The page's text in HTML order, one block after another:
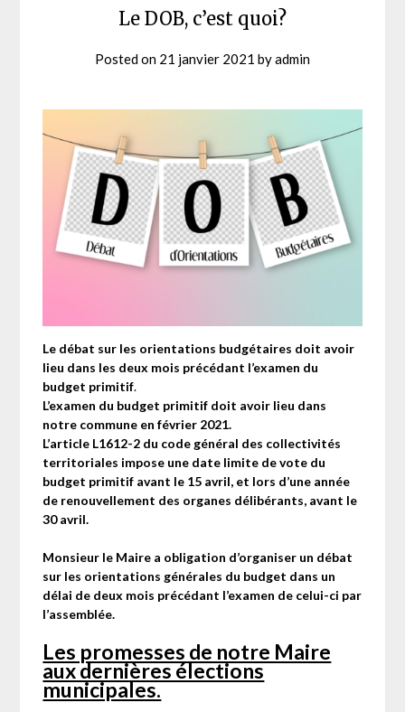
Le DOB, c’est quoi?
Posted on 21 janvier 2021 byadmin
Le débat sur les orientations budgétaires doit avoir
lieu dans les deux mois précédant l’examen du
budget primitif.
L’examen du budget primitif doit avoir lieu dans
notre commune en février 2021.
L’article L1612-2 du code général des collectivités
territoriales impose une date limite de vote du
budget primitif avant le 15 avril, et lors d’une année
de renouvellement des organes délibérants, avant le
30 avril.
Monsieur le Maire a obligation d’organiser un débat
sur les orientations générales du budget dans un
délai de deux mois précédant l’examen de celui-ci par
l’assemblée.
Les promesses de notre Maire
aux dernières élections
municipales.